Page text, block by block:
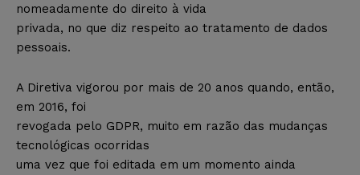
nomeadamente do direito à vida
privada, no que diz respeito ao tratamento de dados
pessoais.
A Diretiva vigorou por mais de 20 anos quando, então,
em 2016, foi
revogada pelo GDPR, muito em razão das mudanças
tecnológicas ocorridas
uma vez que foi editada em um momento ainda